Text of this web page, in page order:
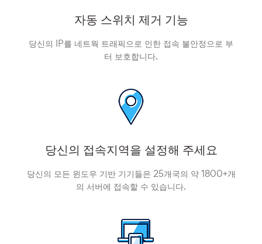
자동 스위치 제거 기능
당신의 IP를 네트웍 트래픽으로 인한 접속 불안정으로 부
터 보호합니다.
당신의 접속지역을 설정해 주세요
당신의 모든 윈도우 기반 기기들은 25개국의 약 1800+개
의 서버에 접속할 수 있습니다.